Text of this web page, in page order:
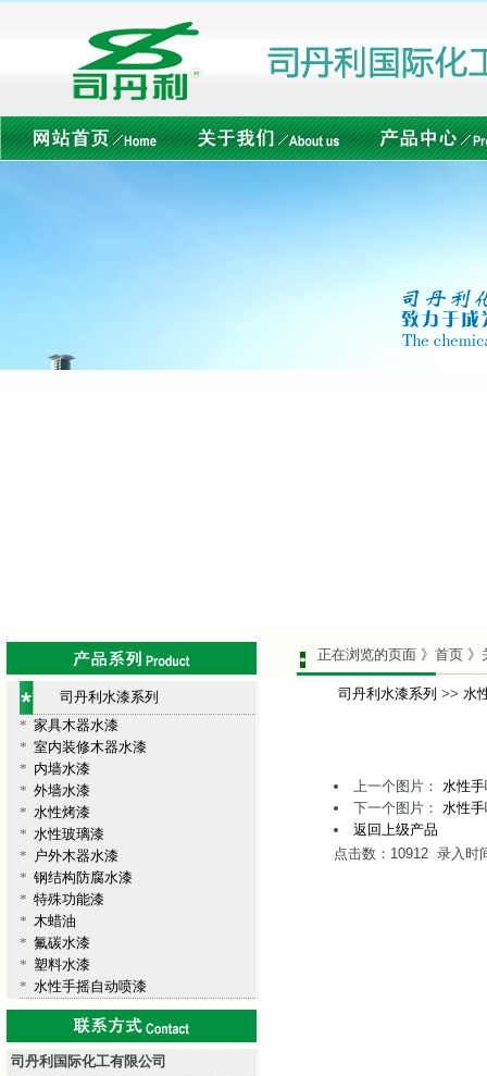
正在浏览的页面 》首页 》
司丹利水漆系列
* 家具木器水漆
* 室内装修木器水漆
* 内墙水漆
* 外墙水漆
* 水性烤漆
* 水性玻璃漆
* 户外木器水漆
* 钢结构防腐水漆
* 特殊功能漆
* 木蜡油
* 氟碳水漆
* 塑料水漆
* 水性手摇自动喷漆
司丹利水漆系列 >> 水
上一个图片： 水性
下一个图片： 水性
返回上级产品
点击数：10912 录入时
司丹利国际化工有限公司